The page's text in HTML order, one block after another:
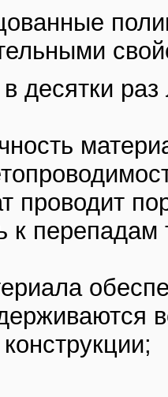
десятки
проводит
к